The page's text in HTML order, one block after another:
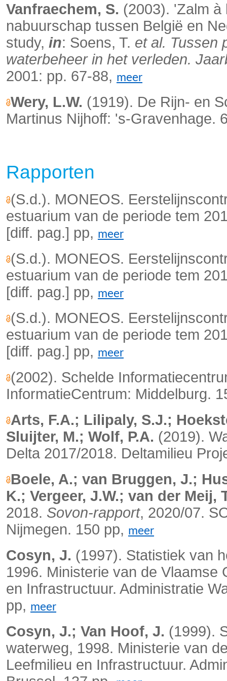
Vanfraechem, S. (2003). 'Zalm à
nabuurschap tussen België en
study, in: Soens, T. et al. Tussen
waterbeheer in het verleden.
2001: pp. 67-88, meer
Wery, L.W. (1919). De Rijn- en
Martinus Nijhoff: 's-Gravenhage.
Rapporten
(S.d.). MONEOS.
estuarium van de periode tem
[diff. pag.] pp, meer
(S.d.). MONEOS.
estuarium van de periode tem
[diff. pag.] pp, meer
(S.d.). MONEOS.
estuarium van de periode tem
[diff. pag.] pp, meer
(2002). Schelde
InformatieCentrum: Middelburg.
Arts, F.A.; Lilipaly, S.J.;
Sluijter, M.; Wolf, P.A. (2019).
Delta 2017/2018. Deltamilieu
Boele, A.; van Bruggen, J.;
K.; Vergeer, J.W.; van der Meij,
2018. Sovon-rapport, 2020/07.
Nijmegen. 150 pp, meer
Cosyn, J. (1997). Statistiek van
1996. Ministerie van de Vlaamse
en Infrastructuur. Administratie
pp, meer
Cosyn, J.; Van Hoof, J. (1999).
waterweg, 1998. Ministerie van
Leefmilieu en Infrastructuur.